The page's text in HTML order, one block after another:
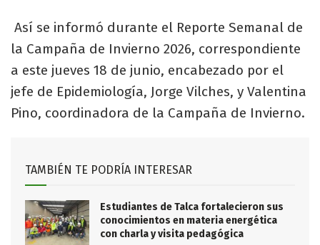
​ Así se informó durante el Reporte Semanal de
la Campaña de Invierno 2026, correspondiente
a este jueves 18 de junio, encabezado por el
jefe de Epidemiología, Jorge Vilches, y Valentina
Pino, coordinadora de la Campaña de Invierno.
TAMBIÉN TE PODRÍA INTERESAR
Estudiantes de Talca fortalecieron sus
conocimientos en materia energética
con charla y visita pedagógica